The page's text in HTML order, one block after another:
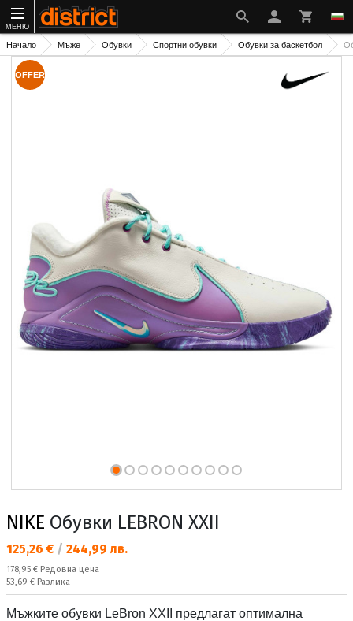
МЕНЮ
Начало Мъже Обувки Спортни обувки Обувки за баскетбол
OFFER
NIKE Обувки LEBRON XXII
Текуща цена:
125,26 € / 244,99 лв.
Редовна цена:
178,95 € Редовна цена
Спестявате:
53,69 € Разлика
Мъжките обувки LeBron XXII предлагат оптимална